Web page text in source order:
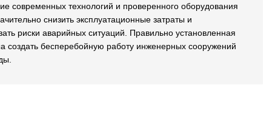
современных технологий и проверенного оборудования
снизить эксплуатационные затраты и
риски аварийных ситуаций. Правильно установленная
создать бесперебойную работу инженерных сооружений